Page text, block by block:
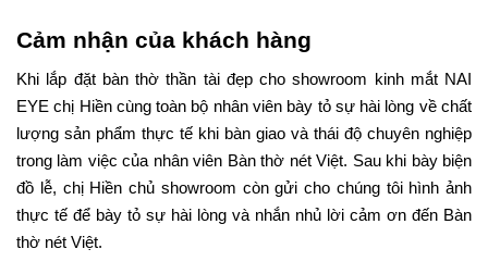
Cảm nhận của khách hàng
Khi lắp đặt bàn thờ thần tài đẹp cho showroom kinh mắt NAI
EYE chị Hiền cùng toàn bộ nhân viên bày tỏ sự hài lòng về chất
lượng sản phẩm thực tế khi bàn giao và thái độ chuyên nghiệp
trong làm việc của nhân viên Bàn thờ nét Việt. Sau khi bày biện
đồ lễ, chị Hiền chủ showroom còn gửi cho chúng tôi hình ảnh
thực tế để bày tỏ sự hài lòng và nhắn nhủ lời cảm ơn đến Bàn
thờ nét Việt.